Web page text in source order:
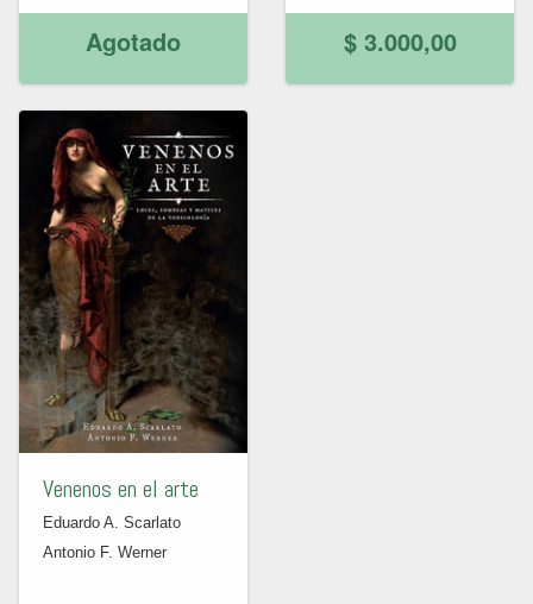
Agotado $ 3.000,00
Venenos en el arte
Eduardo A. Scarlato
Antonio F. Werner